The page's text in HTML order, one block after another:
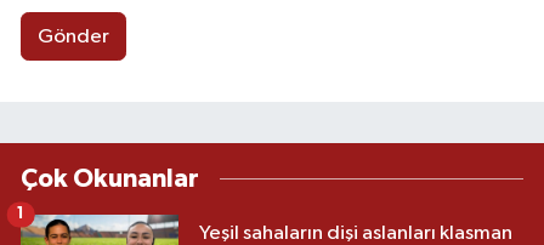
Gönder
Çok Okunanlar
Yeşil sahaların dişi aslanları klasman
1